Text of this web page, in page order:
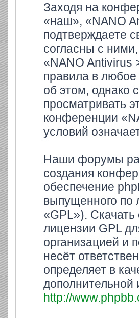
Заходя на
«наш», «NANO
подтверждаете
согласны с
«NANO Antivirus
правила в
об этом, однако
просматривать
конференции
условий
Наши форумы
создания
обеспечение
выпущенного по
«GPL»).
лицензии GPL
организацией и
несёт
определяет в
http://